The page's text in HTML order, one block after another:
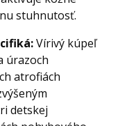
stuhnutosť.
Vírivý kúpeľ
úrazoch
atrofiách
detskej